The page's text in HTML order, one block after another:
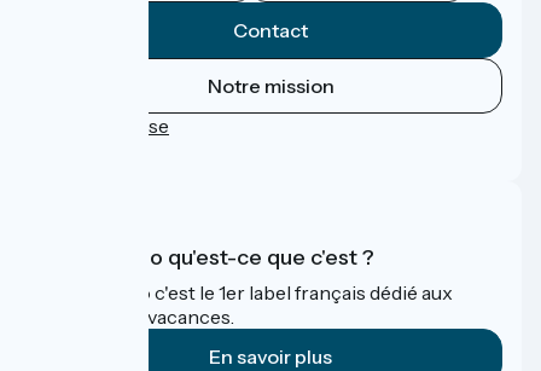
Contact
Notre mission
Espace Presse
Accueil Vélo qu'est-ce que c'est ?
Accueil Vélo c'est le 1er label français dédié aux
cyclistes en vacances.
En savoir plus